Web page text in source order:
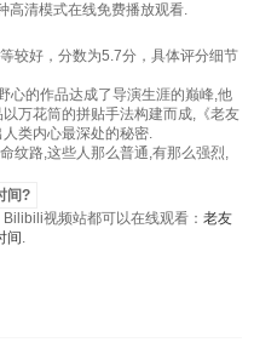
高清模式在线免费播放观看.
较好，分数为5.7分，具体评分细节
心的作品达成了导演生涯的巅峰,他
万花筒的拼贴手法构建而成,《老友
类内心最深处的秘密.
纹路,这些人那么普通,有那么强烈,
间?
视频站都可以在线观看： 老友
间 .